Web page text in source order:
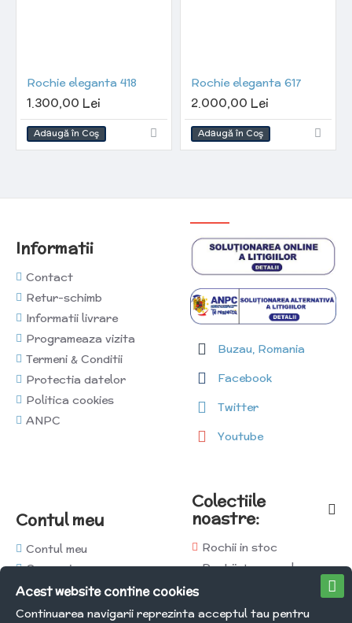
Rochie eleganta 418
1.300,00 Lei
Adaugă în Coş
Rochie eleganta 617
2.000,00 Lei
Adaugă în Coş
Informatii
Contact
Retur-schimb
Informatii livrare
Programeaza vizita
Termeni & Conditii
Protectia datelor
Politica cookies
ANPC
Buzau, Romania
Facebook
Twitter
Youtube
Contul meu
Contul meu
Comenzi
Afiliati
Newsletter
Colectiile
noastre:
Rochii in stoc
Rochii de seara la
Rochii de mireasa la
Acest website contine cookies
Continuarea navigarii reprezinta acceptul tau pentru